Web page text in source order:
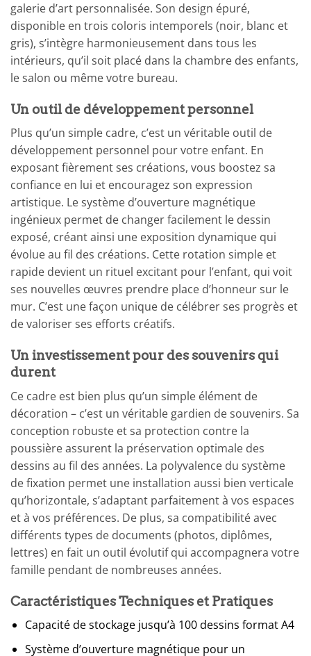
galerie d’art personnalisée. Son design épuré,
disponible en trois coloris intemporels (noir, blanc et
gris), s’intègre harmonieusement dans tous les
intérieurs, qu’il soit placé dans la chambre des enfants,
le salon ou même votre bureau.
Un outil de développement personnel
Plus qu’un simple cadre, c’est un véritable outil de
développement personnel pour votre enfant. En
exposant fièrement ses créations, vous boostez sa
confiance en lui et encouragez son expression
artistique. Le système d’ouverture magnétique
ingénieux permet de changer facilement le dessin
exposé, créant ainsi une exposition dynamique qui
évolue au fil des créations. Cette rotation simple et
rapide devient un rituel excitant pour l’enfant, qui voit
ses nouvelles œuvres prendre place d’honneur sur le
mur. C’est une façon unique de célébrer ses progrès et
de valoriser ses efforts créatifs.
Un investissement pour des souvenirs qui
durent
Ce cadre est bien plus qu’un simple élément de
décoration – c’est un véritable gardien de souvenirs. Sa
conception robuste et sa protection contre la
poussière assurent la préservation optimale des
dessins au fil des années. La polyvalence du système
de fixation permet une installation aussi bien verticale
qu’horizontale, s’adaptant parfaitement à vos espaces
et à vos préférences. De plus, sa compatibilité avec
différents types de documents (photos, diplômes,
lettres) en fait un outil évolutif qui accompagnera votre
famille pendant de nombreuses années.
Caractéristiques Techniques et Pratiques
Capacité de stockage jusqu’à 100 dessins format A4
Système d’ouverture magnétique pour un